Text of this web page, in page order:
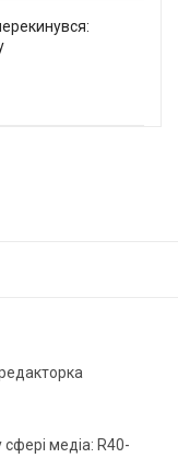
сфері медіа: R40-